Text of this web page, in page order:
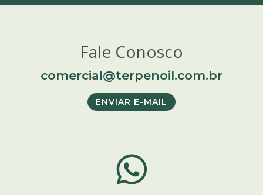
Fale Conosco
comercial@terpenoil.com.br
ENVIAR E-MAIL